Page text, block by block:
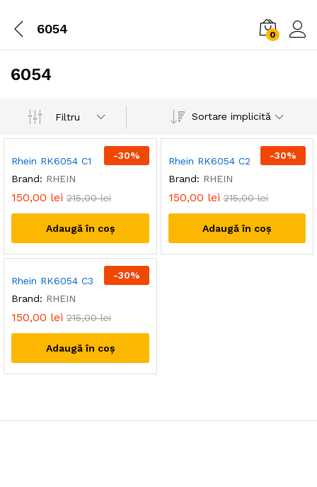
6054 0
6054
Filtru Sortare implicită
-30%
Rhein RK6054 C1
Brand: RHEIN
150,00 lei 215,00lei
Adaugă în coș
-30%
Rhein RK6054 C2
Brand: RHEIN
150,00 lei 215,00lei
Adaugă în coș
-30%
Rhein RK6054 C3
Brand: RHEIN
150,00 lei 215,00lei
Adaugă în coș